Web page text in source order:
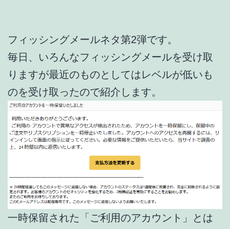
フィッシングメールネタ第2弾です。
毎日、いろんなフィッシングメールを受け取
りますが最近のものとしてはレベルが低いも
のを受け取ったので紹介します。
一時保留された「ご利用のアカウント」とは